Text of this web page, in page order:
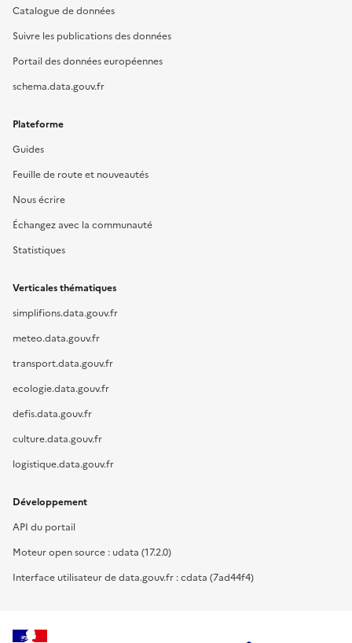
Catalogue de données
Suivre les publications des données
Portail des données européennes
schema.data.gouv.fr
Plateforme
Guides
Feuille de route et nouveautés
Nous écrire
Échangez avec la communauté
Statistiques
Verticales thématiques
simplifions.data.gouv.fr
meteo.data.gouv.fr
transport.data.gouv.fr
ecologie.data.gouv.fr
defis.data.gouv.fr
culture.data.gouv.fr
logistique.data.gouv.fr
Développement
API du portail
Moteur open source : udata (17.2.0)
Interface utilisateur de data.gouv.fr : cdata (7ad44f4)